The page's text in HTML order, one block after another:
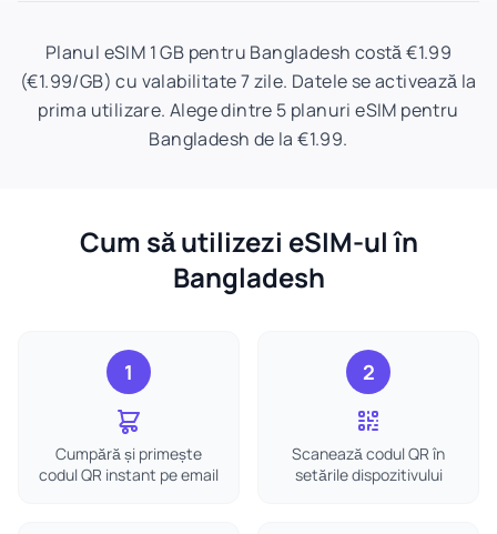
Planul eSIM 1 GB pentru Bangladesh costă €1.99
(€1.99/GB) cu valabilitate 7 zile. Datele se activează la
prima utilizare. Alege dintre 5 planuri eSIM pentru
Bangladesh de la €1.99.
Cum să utilizezi eSIM-ul în
Bangladesh
1
Cumpără și primește
codul QR instant pe email
2
Scanează codul QR în
setările dispozitivului